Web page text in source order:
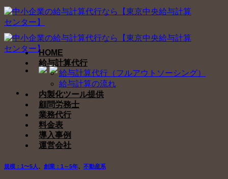
Skip
to
content
HOME
給与計算代行
給与計算代行（フルアウトソーシング）
給与計算の流れ
内製化ツール提供
顧問労務士
業務代行
料金表
導入事例
運営会社
規模：1〜5人 創業：1～5年 不動産系